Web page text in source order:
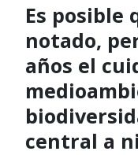
Es posible
notado,
años el
central a